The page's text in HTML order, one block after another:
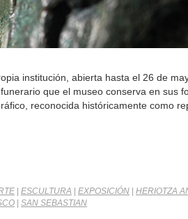
institución, abierta hasta el 26 de
que el museo conserva en sus
reconocida históricamente como
ESCULTURA EXPOSICIÓN HERIOTZA
SAN SEBASTIAN